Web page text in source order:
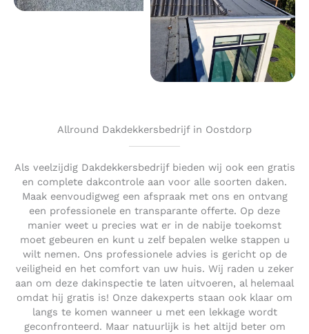
Allround Dakdekkersbedrijf in Oostdorp
Als veelzijdig Dakdekkersbedrijf bieden wij ook een gratis
en complete dakcontrole aan voor alle soorten daken.
Maak eenvoudigweg een afspraak met ons en ontvang
een professionele en transparante offerte. Op deze
manier weet u precies wat er in de nabije toekomst
moet gebeuren en kunt u zelf bepalen welke stappen u
wilt nemen. Ons professionele advies is gericht op de
veiligheid en het comfort van uw huis. Wij raden u zeker
aan om deze dakinspectie te laten uitvoeren, al helemaal
omdat hij gratis is! Onze dakexperts staan ook klaar om
langs te komen wanneer u met een lekkage wordt
geconfronteerd. Maar natuurlijk is het altijd beter om